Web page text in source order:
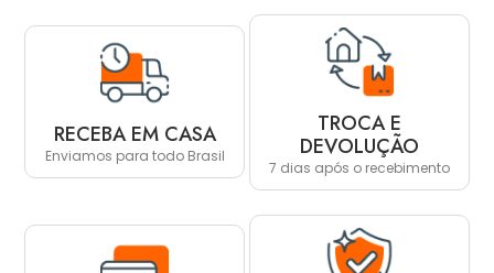
RECEBA EM CASA
Enviamos para todo Brasil
TROCA E
DEVOLUÇÃO
7 dias após o recebimento